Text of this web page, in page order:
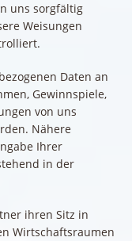
uns sorgfältig
Weisungen
Daten an
Gewinnspiele,
von uns
Nähere
Ihrer
in der
ihren Sitz in
Wirtschaftsraumen